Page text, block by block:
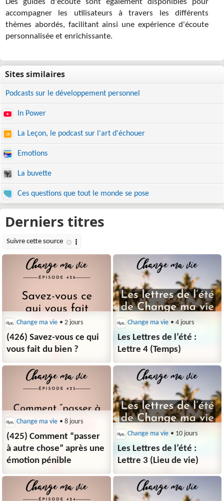
Des guides d'écoute sont également disponibles pour
accompagner les utilisateurs à travers les différents
thèmes abordés, facilitant ainsi une expérience d'écoute
personnalisée et enrichissante.
Podcasts sur le développement personnel
In Power
La Leçon, le podcast sur l'art d'échouer
Emotions
La buvette
Ces questions que tout le monde se pose
Change ma vie • 2 jours
(426) Savez-vous ce qui
vous fait du bien ?
Change ma vie • 4 jours
Les Lettres de l’été :
Lettre 4 (Temps)
Change ma vie • 8 jours
(425) Comment “passer
à autre chose” après une
émotion pénible
Change ma vie • 10 jours
Les Lettres de l’été :
Lettre 3 (Lieu de vie)